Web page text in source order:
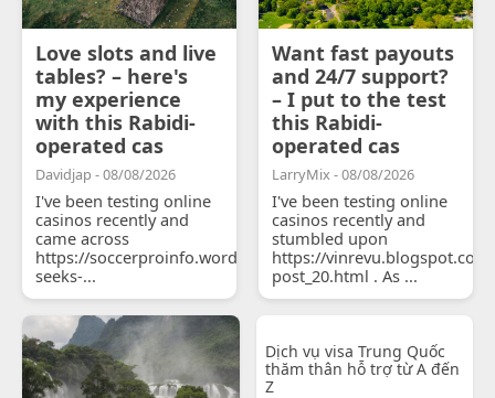
Love slots and live
tables? – here's
my experience
with this Rabidi-
operated cas
Davidjap - 08/08/2026
I've been testing online
casinos recently and
came across
https://soccerproinfo.wordpress.com/2026/07/11/courtois-
seeks-...
Want fast payouts
and 24/7 support?
– I put to the test
this Rabidi-
operated cas
LarryMix - 08/08/2026
I've been testing online
casinos recently and
stumbled upon
https://
post_20.html . As ...
Dịch vụ visa Trung Quốc
thăm thân hỗ trợ từ A đến
Z